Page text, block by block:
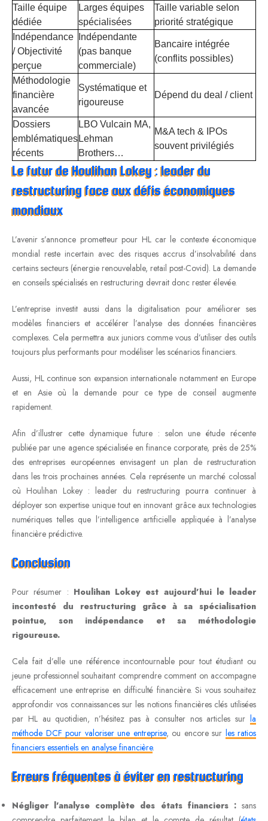
Taille équipe
dédiée
Larges équipes
spécialisées
Taille variable selon
priorité stratégique
Indépendance
/ Objectivité
perçue
Indépendante
(pas banque
commerciale)
Bancaire intégrée
(conflits possibles)
Méthodologie
financière
avancée
Systématique et
rigoureuse
Dépend du deal / client
Dossiers
emblématiques
récents
LBO Vulcain MA,
Lehman
Brothers…
M&A tech & IPOs
souvent privilégiés
Le futur de Houlihan Lokey : leader du
restructuring face aux défis économiques
mondiaux
L’avenir s’annonce prometteur pour HL car le contexte économique
mondial reste incertain avec des risques accrus d’insolvabilité dans
certains secteurs (énergie renouvelable, retail post-Covid). La demande
en conseils spécialisés en restructuring devrait donc rester élevée.
L’entreprise investit aussi dans la digitalisation pour améliorer ses
modèles financiers et accélérer l’analyse des données financières
complexes. Cela permettra aux juniors comme vous d’utiliser des outils
toujours plus performants pour modéliser les scénarios financiers.
Aussi, HL continue son expansion internationale notamment en Europe
et en Asie où la demande pour ce type de conseil augmente
rapidement.
Afin d’illustrer cette dynamique future : selon une étude récente
publiée par une agence spécialisée en finance corporate, près de 25%
des entreprises européennes envisagent un plan de restructuration
dans les trois prochaines années. Cela représente un marché colossal
où Houlihan Lokey : leader du restructuring pourra continuer à
déployer son expertise unique tout en innovant grâce aux technologies
numériques telles que l’intelligence artificielle appliquée à l’analyse
financière prédictive.
Conclusion
Pour résumer : Houlihan Lokey est aujourd’hui le leader
incontesté du restructuring grâce à sa spécialisation
pointue, son indépendance et sa méthodologie
rigoureuse.
Cela fait d’elle une référence incontournable pour tout étudiant ou
jeune professionnel souhaitant comprendre comment on accompagne
efficacement une entreprise en difficulté financière. Si vous souhaitez
approfondir vos connaissances sur les notions financières clés utilisées
par HL au quotidien, n’hésitez pas à consulter nos articles sur la
méthode DCF pour valoriser une entreprise, ou encore sur les ratios
financiers essentiels en analyse financière.
Erreurs fréquentes à éviter en restructuring
Négliger l’analyse complète des états financiers :sans